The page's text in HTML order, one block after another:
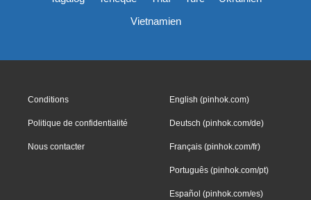
Vietnamien
Conditions
Politique de confidentialité
Nous contacter
English (pinhok.com)
Deutsch (pinhok.com/de)
Français (pinhok.com/fr)
Português (pinhok.com/pt)
Español (pinhok.com/es)